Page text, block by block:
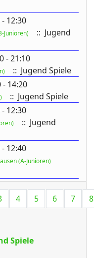
12:30
Junioren)
:: Jugend
- 21:10
:: Jugend Spiele
14:20
:: Jugend Spiele
12:30
:: Jugend
12:40
(A-Junioren)
der Paginierungsliste
4 5 6 7 8
Spiele